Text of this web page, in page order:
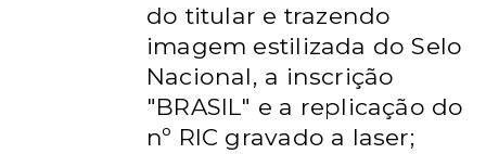
do titular e trazendo
imagem estilizada do Selo
Nacional, a inscrição
"BRASIL" e a replicação do
nº RIC gravado a laser;